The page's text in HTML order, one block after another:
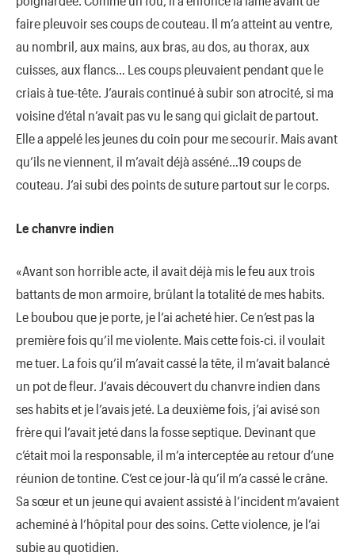
faire pleuvoir ses coups de couteau. Il m’a atteint au ventre,
au nombril, aux mains, aux bras, au dos, au thorax, aux
cuisses, aux flancs… Les coups pleuvaient pendant que le
criais à tue-tête. J’aurais continué à subir son atrocité, si ma
voisine d’étal n’avait pas vu le sang qui giclait de partout.
Elle a appelé les jeunes du coin pour me secourir. Mais avant
qu’ils ne viennent, il m’avait déjà asséné…19 coups de
couteau. J’ai subi des points de suture partout sur le corps.
Le chanvre indien
«Avant son horrible acte, il avait déjà mis le feu aux trois
battants de mon armoire, brûlant la totalité de mes habits.
Le boubou que je porte, je l’ai acheté hier. Ce n’est pas la
première fois qu’il me violente. Mais cette fois-ci. il voulait
me tuer. La fois qu’il m’avait cassé la tête, il m’avait balancé
un pot de fleur. J’avais découvert du chanvre indien dans
ses habits et je l’avais jeté. La deuxième fois, j’ai avisé son
frère qui l’avait jeté dans la fosse septique. Devinant que
c’était moi la responsable, il m’a interceptée au retour d’une
réunion de tontine. C’est ce jour-là qu’il m’a cassé le crâne.
Sa sœur et un jeune qui avaient assisté à l’incident m’avaient
acheminé à l’hôpital pour des soins. Cette violence, je l’ai
subie au quotidien.